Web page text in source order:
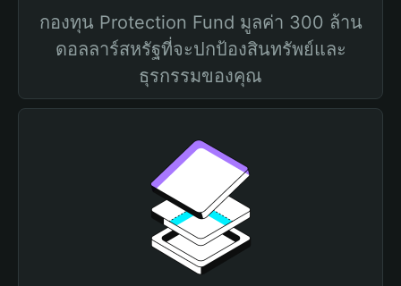
กองทุน Protection Fund มูลค่า 300 ล้าน
ดอลลาร์สหรัฐที่จะปกป้องสินทรัพย์และ
ธุรกรรมของคุณ